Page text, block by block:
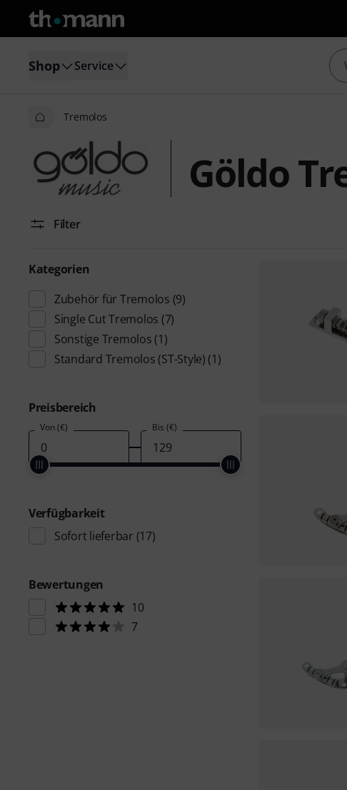
Shop Service
Tremolos
Göldo
Filter
Kategorien
Zubehör für Tremolos (9)
Single Cut Tremolos (7)
Sonstige Tremolos (1)
Standard Tremolos (ST-Style) (1)
Preisbereich
Von (€) Bis (€)
Verfügbarkeit
Sofort lieferbar (17)
Bewertungen
10
7